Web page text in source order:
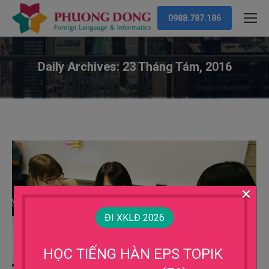
0988.787.186
Daily Archives: 23 Tháng Tám, 2016
You are here:
ĐI XKLĐ 2026
HỌC TIẾNG HÀN EPS TOPIK
×